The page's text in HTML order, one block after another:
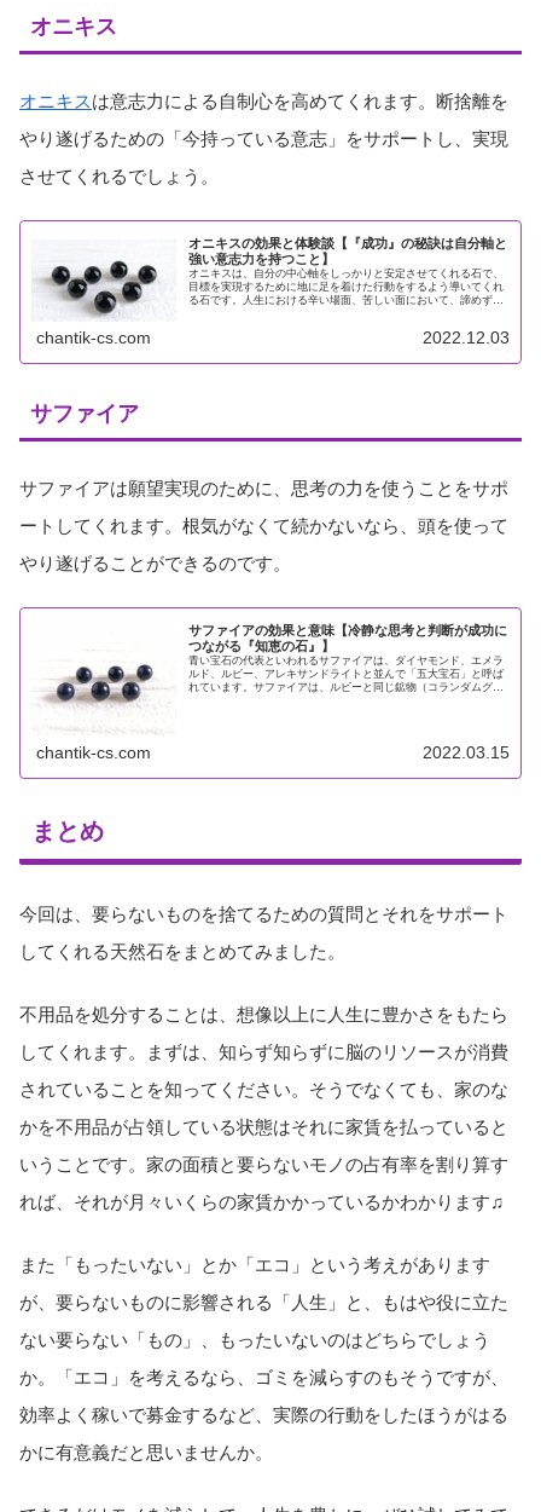
オニキス
オニキスは意志力による自制心を高めてくれます。断捨離を
やり遂げるための「今持っている意志」をサポートし、実現
させてくれるでしょう。
オニキスの効果と体験談【『成功』の秘訣は自分軸と
強い意志力を持つこと】
オニキスは、自分の中心軸をしっかりと安定させてくれる石で、
目標を実現するために地に足を着けた行動をするよう導いてくれ
る石です。人生における辛い場面、苦しい面において、諦めずに
chantik-cs.com 2022.12.03
サファイア
サファイアは願望実現のために、思考の力を使うことをサポ
ートしてくれます。根気がなくて続かないなら、頭を使って
やり遂げることができるのです。
サファイアの効果と意味【冷静な思考と判断が成功に
つながる『知恵の石』】
青い宝石の代表といわれるサファイアは、ダイヤモンド、エメラ
ルド、ルビー、アレキサンドライトと並んで「五大宝石」と呼ば
れています。サファイアは、ルビーと同じ鉱物（コランダムグル
chantik-cs.com 2022.03.15
まとめ
今回は、要らないものを捨てるための質問とそれをサポート
してくれる天然石をまとめてみました。
不用品を処分することは、想像以上に人生に豊かさをもたら
してくれます。まずは、知らず知らずに脳のリソースが消費
されていることを知ってください。そうでなくても、家のな
かを不用品が占領している状態はそれに家賃を払っていると
いうことです。家の面積と要らないモノの占有率を割り算す
れば、それが月々いくらの家賃かかっているかわかります♫
また「もったいない」とか「エコ」という考えがあります
が、要らないものに影響される「人生」と、もはや役に立た
ない要らない「もの」、もったいないのはどちらでしょう
か。「エコ」を考えるなら、ゴミを減らすのもそうですが、
効率よく稼いで募金するなど、実際の行動をしたほうがはる
かに有意義だと思いませんか。